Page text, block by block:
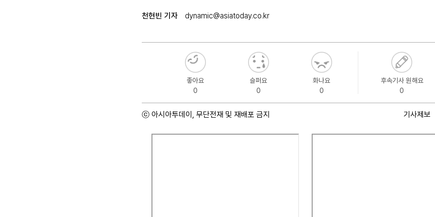
천현빈 기자 dynamic@asiatoday.co.kr
좋아요
0
슬퍼요
0
화나요
0
후속기사 원해요
0
ⓒ 아시아투데이, 무단전재 및 재배포 금지 기사제보